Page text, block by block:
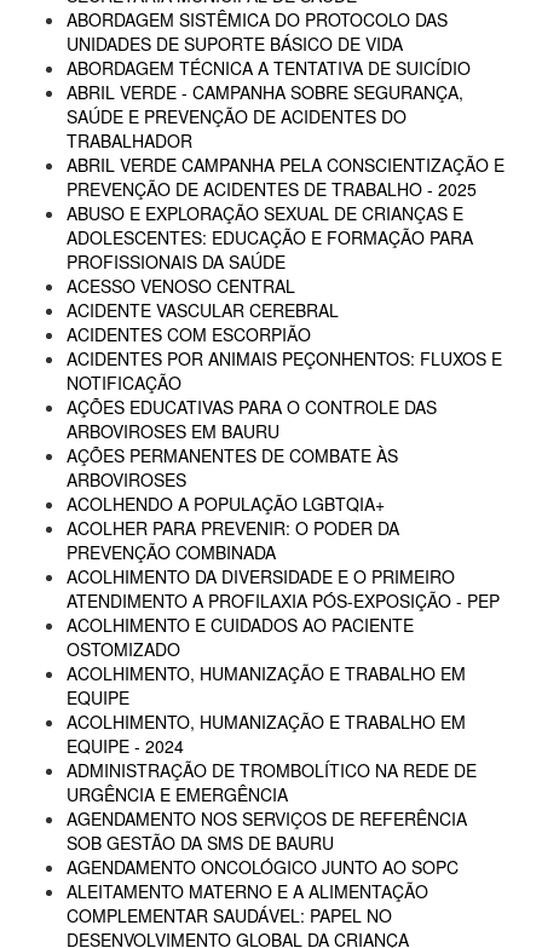
ABORDAGEM SISTÊMICA DO PROTOCOLO DAS
UNIDADES DE SUPORTE BÁSICO DE VIDA
ABORDAGEM TÉCNICA A TENTATIVA DE SUICÍDIO
ABRIL VERDE - CAMPANHA SOBRE SEGURANÇA,
SAÚDE E PREVENÇÃO DE ACIDENTES DO
TRABALHADOR
ABRIL VERDE CAMPANHA PELA CONSCIENTIZAÇÃO E
PREVENÇÃO DE ACIDENTES DE TRABALHO - 2025
ABUSO E EXPLORAÇÃO SEXUAL DE CRIANÇAS E
ADOLESCENTES: EDUCAÇÃO E FORMAÇÃO PARA
PROFISSIONAIS DA SAÚDE
ACESSO VENOSO CENTRAL
ACIDENTE VASCULAR CEREBRAL
ACIDENTES COM ESCORPIÃO
ACIDENTES POR ANIMAIS PEÇONHENTOS: FLUXOS E
NOTIFICAÇÃO
AÇÕES EDUCATIVAS PARA O CONTROLE DAS
ARBOVIROSES EM BAURU
AÇÕES PERMANENTES DE COMBATE ÀS
ARBOVIROSES
ACOLHENDO A POPULAÇÃO LGBTQIA+
ACOLHER PARA PREVENIR: O PODER DA
PREVENÇÃO COMBINADA
ACOLHIMENTO DA DIVERSIDADE E O PRIMEIRO
ATENDIMENTO A PROFILAXIA PÓS-EXPOSIÇÃO - PEP
ACOLHIMENTO E CUIDADOS AO PACIENTE
OSTOMIZADO
ACOLHIMENTO, HUMANIZAÇÃO E TRABALHO EM
EQUIPE
ACOLHIMENTO, HUMANIZAÇÃO E TRABALHO EM
EQUIPE - 2024
ADMINISTRAÇÃO DE TROMBOLÍTICO NA REDE DE
URGÊNCIA E EMERGÊNCIA
AGENDAMENTO NOS SERVIÇOS DE REFERÊNCIA
SOB GESTÃO DA SMS DE BAURU
AGENDAMENTO ONCOLÓGICO JUNTO AO SOPC
ALEITAMENTO MATERNO E A ALIMENTAÇÃO
COMPLEMENTAR SAUDÁVEL: PAPEL NO
DESENVOLVIMENTO GLOBAL DA CRIANÇA